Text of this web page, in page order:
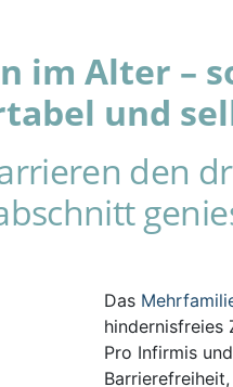
im Alter –
und
den
Das
hindernisfreies
Pro Infirmis